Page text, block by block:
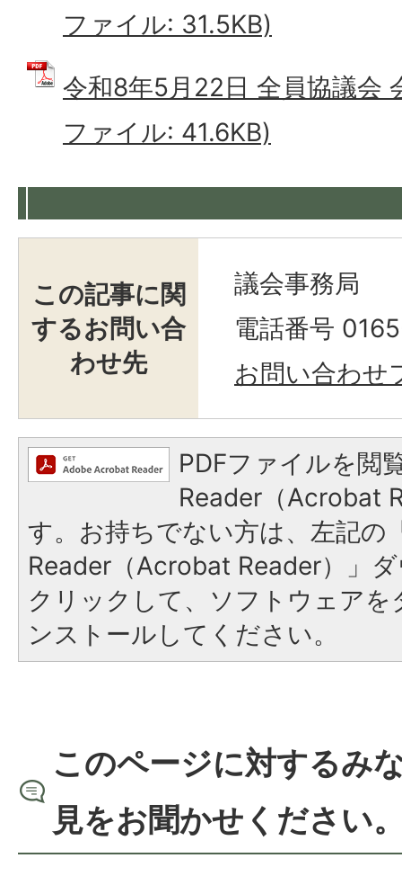
ファイル: 31.5KB)
令和8年5月22日 全員協議会
ファイル: 41.6KB)
この記事に関
するお問い合
わせ先
議会事務局
電話番号
お問い合わせ
PDFファイルを閲
Reader（Acrobat
す。お持ちでない方は、左記の
Reader（Acrobat Reader）」
クリックして、ソフトウェア
ンストールしてください。
このページに対するみ
見をお聞かせください